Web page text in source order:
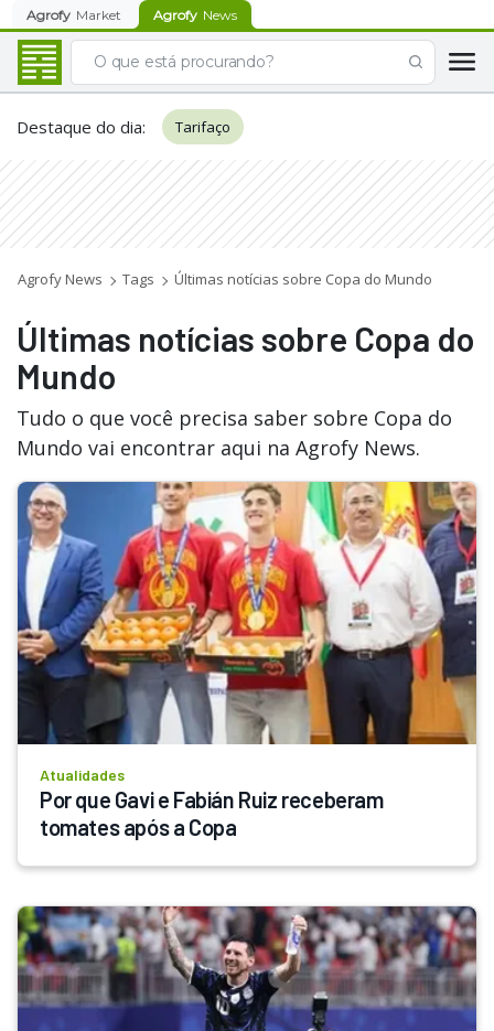
Agrofy Market Agrofy News
Destaque do dia: Tarifaço
Agrofy News Tags Últimas notícias sobre Copa do Mundo
Últimas notícias sobre Copa do
Mundo
Tudo o que você precisa saber sobre Copa do
Mundo vai encontrar aqui na Agrofy News.
Atualidades
Por que Gavi e Fabián Ruiz receberam
tomates após a Copa